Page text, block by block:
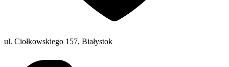
ul. Ciołkowskiego 157, Białystok